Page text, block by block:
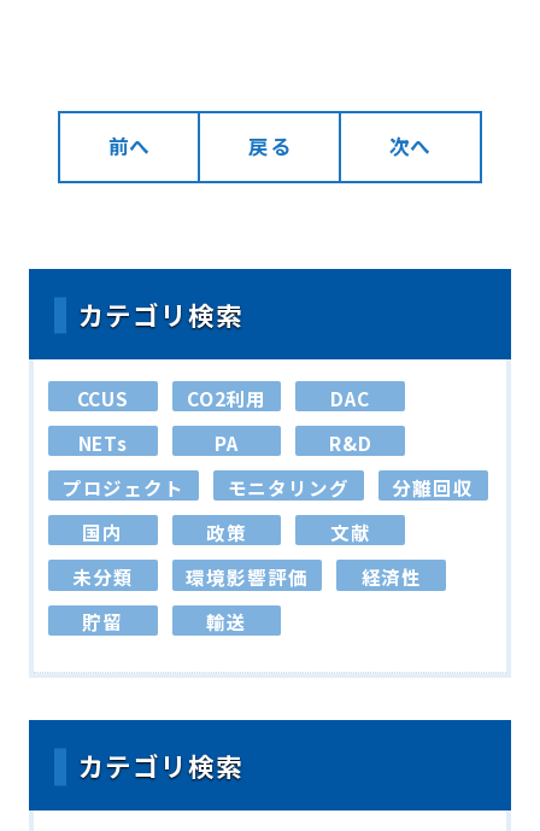
前へ 戻る 次へ
カテゴリ検索
CCUS CO2利用
DAC
NETs
PA
R&D
プロジェクト
モニタリング
分離回収
国内
政策
文献
未分類
環境影響評価
経済性
貯留
輸送
カテゴリ検索